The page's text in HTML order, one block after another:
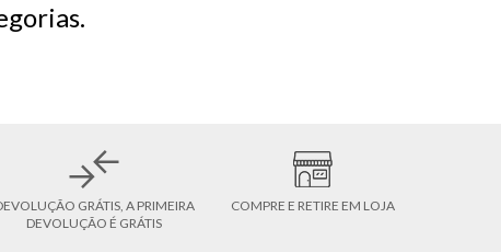
GRÁTIS, A PRIMEIRA
DEVOLUÇÃO É GRÁTIS
COMPRE E RETIRE EM LOJA